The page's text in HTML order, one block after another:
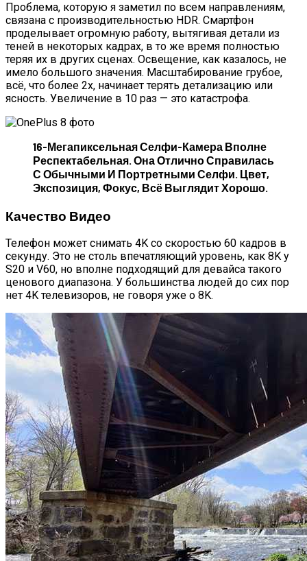
Проблема, которую я заметил по всем направлениям,
связана с производительностью HDR. Смартфон
проделывает огромную работу, вытягивая детали из
теней в некоторых кадрах, в то же время полностью
теряя их в других сценах. Освещение, как казалось, не
имело большого значения. Масштабирование грубое,
всё, что более 2х, начинает терять детализацию или
ясность. Увеличение в 10 раз — это катастрофа.
16-Мегапиксельная Селфи-Камера Вполне
Респектабельная. Она Отлично Справилась
С Обычными И Портретными Селфи. Цвет,
Экспозиция, Фокус, Всё Выглядит Хорошо.
Качество Видео
Телефон может снимать 4K со скоростью 60 кадров в
секунду. Это не столь впечатляющий уровень, как 8K у
S20 и V60, но вполне подходящий для девайса такого
ценового диапазона. У большинства людей до сих пор
нет 4K телевизоров, не говоря уже о 8K.